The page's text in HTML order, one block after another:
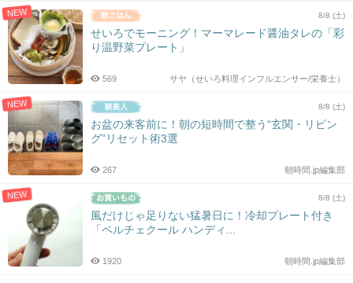
NEW 8/8 (土)
せいろでモーニング！マーマレード醤油タレの「彩
り温野菜プレート」
サヤ（せいろ料理インフルエンサー/栄養士）
569
NEW 8/8 (土)
お盆の来客前に！朝の短時間で整う“玄関・リビン
グ”リセット術3選
朝時間.jp編集部
267
NEW 8/8 (土)
風だけじゃ足りない猛暑日に！冷却プレート付き
「ペルチェクール ハンディ...
朝時間.jp編集部
1920